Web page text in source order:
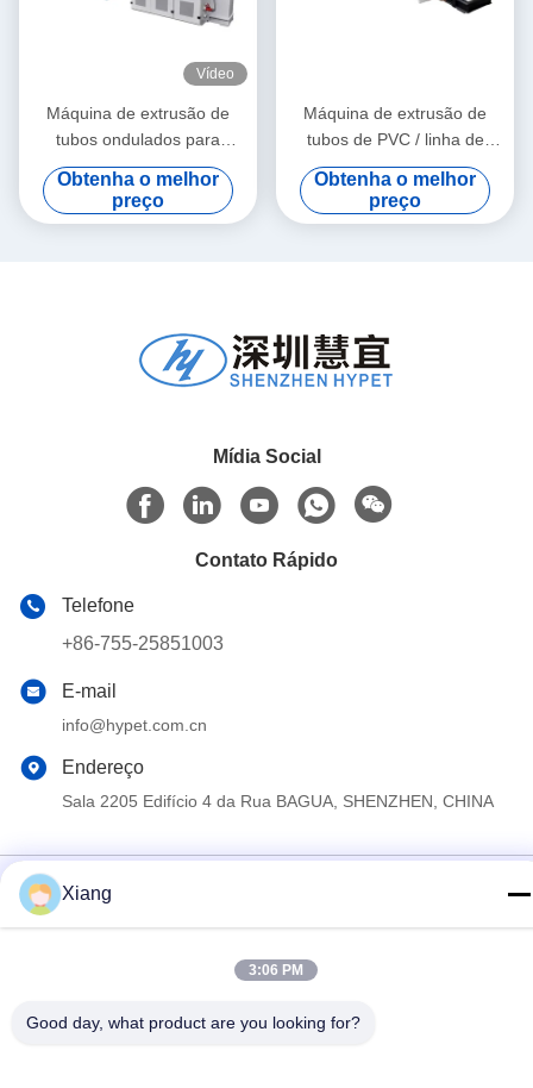
Vídeo
Máquina de extrusão de
tubos ondulados para
materiais granulados de PE
e PVC
Obtenha o melhor
preço
Máquina de extrusão de
tubos de PVC / linha de
produção de tubos de PVC
315-630
Obtenha o melhor
preço
Mídia Social
Contato Rápido
Telefone
+86-755-25851003
E-mail
info@hypet.com.cn
Endereço
Sala 2205 Edifício 4 da Rua BAGUA, SHENZHEN, CHINA
China Boa Qualidade Máquina plástica da extrusora Fornecedor.
direitos reservados.
Xiang
3:06 PM
Good day, what product are you looking for?